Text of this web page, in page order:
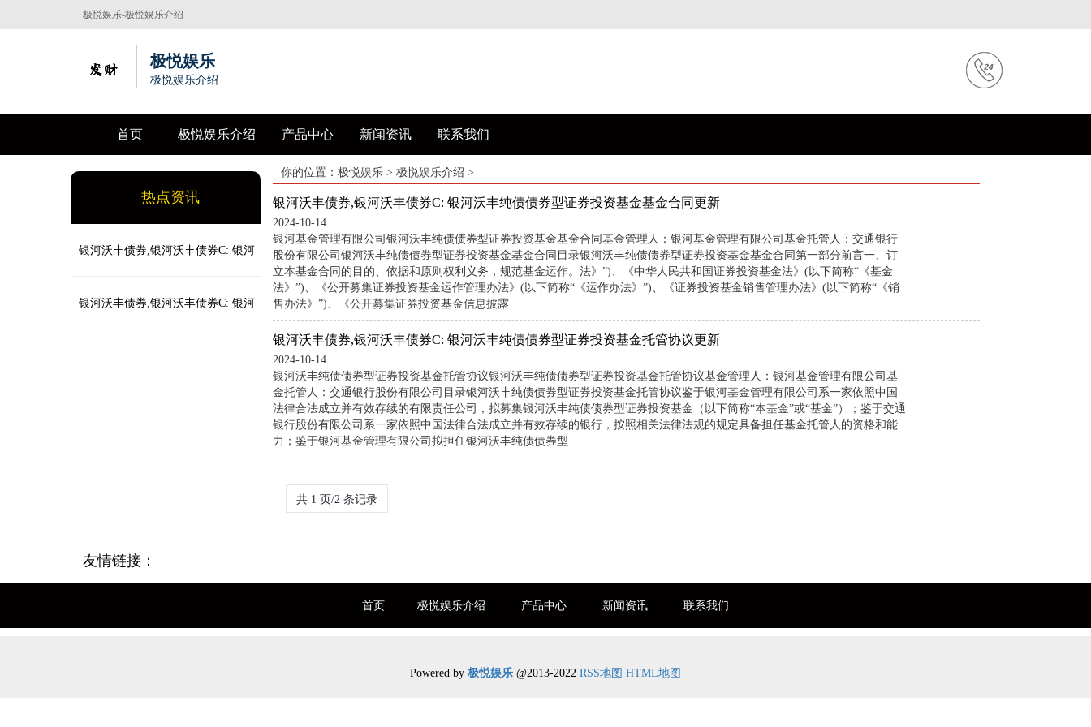
极悦娱乐-极悦娱乐介绍
极悦娱乐
极悦娱乐介绍
首页 极悦娱乐介绍 产品中心 新闻资讯 联系我们
热点资讯
银河沃丰债券,银河沃丰债券C: 银河
沃丰纯债债券型证券投资基金基金合
银河沃丰债券,银河沃丰债券C: 银河
你的位置： 极悦娱乐 > 极悦娱乐介绍 >
银河沃丰债券,银河沃丰债券C: 银河沃丰纯债债券型证券投资基金基金合同更新
2024-10-14
银河基金管理有限公司银河沃丰纯债债券型证券投资基金基金合同基金管理人：银河基金管理有限公司基金托管人：交通银行
股份有限公司银河沃丰纯债债券型证券投资基金基金合同目录银河沃丰纯债债券型证券投资基金基金合同第一部分前言一、订
立本基金合同的目的、依据和原则权利义务，规范基金运作。法》”)、《中华人民共和国证券投资基金法》(以下简称“《基金
法》”)、《公开募集证券投资基金运作管理办法》(以下简称“《运作办法》”)、《证券投资基金销售管理办法》(以下简称“《销
售办法》”)、《公开募集证券投资基金信息披露
银河沃丰债券,银河沃丰债券C: 银河沃丰纯债债券型证券投资基金托管协议更新
2024-10-14
银河沃丰纯债债券型证券投资基金托管协议银河沃丰纯债债券型证券投资基金托管协议基金管理人：银河基金管理有限公司基
金托管人：交通银行股份有限公司目录银河沃丰纯债债券型证券投资基金托管协议鉴于银河基金管理有限公司系一家依照中国
法律合法成立并有效存续的有限责任公司，拟募集银河沃丰纯债债券型证券投资基金（以下简称“本基金”或“基金”）；鉴于交通
银行股份有限公司系一家依照中国法律合法成立并有效存续的银行，按照相关法律法规的规定具备担任基金托管人的资格和能
力；鉴于银河基金管理有限公司拟担任银河沃丰纯债债券型
共 1 页/2 条记录
友情链接：
首页 极悦娱乐介绍 产品中心 新闻资讯 联系我们
Powered by 极悦娱乐 @2013-2022 RSS地图 HTML地图